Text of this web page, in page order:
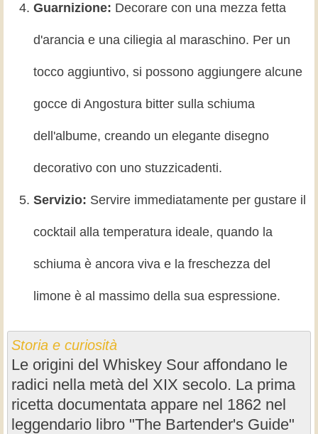
Guarnizione: Decorare con una mezza fetta
d'arancia e una ciliegia al maraschino. Per un
tocco aggiuntivo, si possono aggiungere alcune
gocce di Angostura bitter sulla schiuma
dell'albume, creando un elegante disegno
decorativo con uno stuzzicadenti.
Servizio: Servire immediatamente per gustare il
cocktail alla temperatura ideale, quando la
schiuma è ancora viva e la freschezza del
limone è al massimo della sua espressione.
Storia e curiosità
Le origini del Whiskey Sour affondano le
radici nella metà del XIX secolo. La prima
ricetta documentata appare nel 1862 nel
leggendario libro "The Bartender's Guide"